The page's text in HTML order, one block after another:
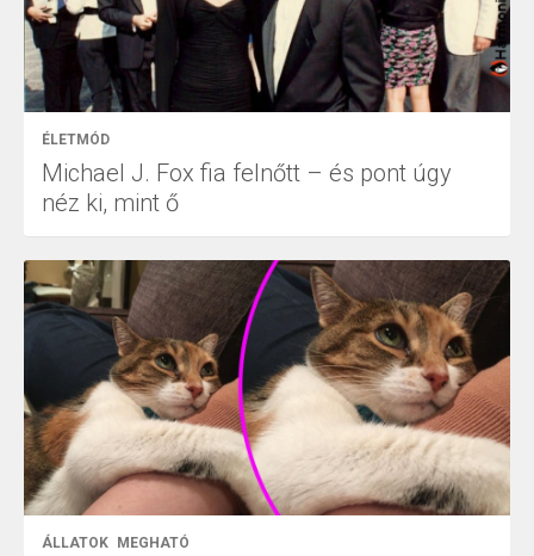
ÉLETMÓD
Michael J. Fox fia felnőtt – és pont úgy
néz ki, mint ő
ÁLLATOK MEGHATÓ